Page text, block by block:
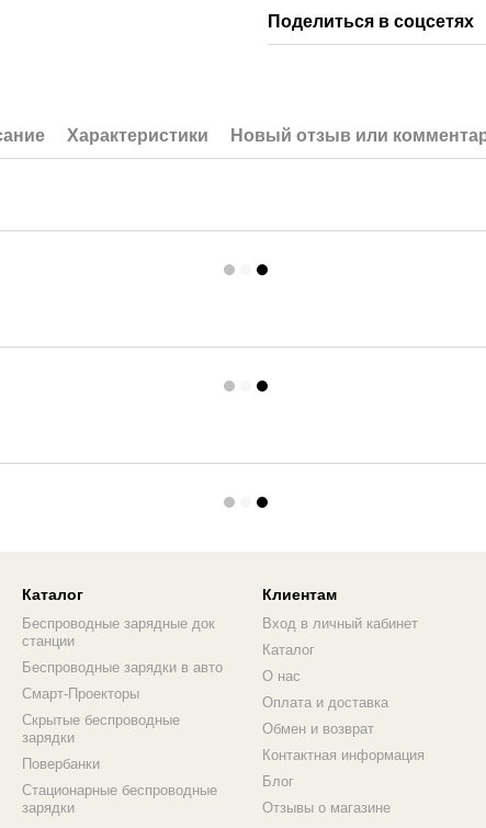
Поделиться в соцсетях
Характеристики Новый отзыв или
Каталог
Беспроводные зарядные док
станции
Беспроводные зарядки в авто
Смарт-Проекторы
Скрытые беспроводные
зарядки
Повербанки
Стационарные беспроводные
зарядки
Клиентам
Вход в личный кабинет
Каталог
О нас
Оплата и доставка
Обмен и возврат
Контактная информация
Блог
Отзывы о магазине